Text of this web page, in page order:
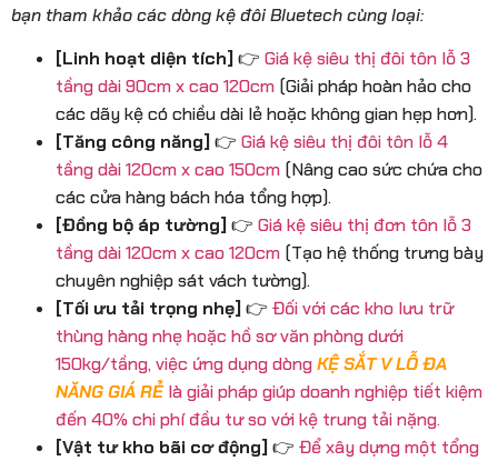
bạn tham khảo các dòng kệ đôi Bluetech cùng loại:
[Linh hoạt diện tích] 👉 Giá kệ siêu thị đôi tôn lỗ 3
tầng dài 90cm x cao 120cm (Giải pháp hoàn hảo cho
các dãy kệ có chiều dài lẻ hoặc không gian hẹp hơn).
[Tăng công năng] 👉 Giá kệ siêu thị đôi tôn lỗ 4
tầng dài 120cm x cao 150cm (Nâng cao sức chứa cho
các cửa hàng bách hóa tổng hợp).
[Đồng bộ áp tường] 👉 Giá kệ siêu thị đơn tôn lỗ 3
tầng dài 120cm x cao 120cm (Tạo hệ thống trưng bày
chuyên nghiệp sát vách tường).
[Tối ưu tải trọng nhẹ] 👉 Đối với các kho lưu trữ
thùng hàng nhẹ hoặc hồ sơ văn phòng dưới
150kg/tầng, việc ứng dụng dòngKỆ SẮT V LỖ ĐA
NĂNG GIÁ RẺlà giải pháp giúp doanh nghiệp tiết kiệm
đến 40% chi phí đầu tư so với kệ trung tải nặng.
[Vật tư kho bãi cơ động] 👉 Để xây dựng một tổng